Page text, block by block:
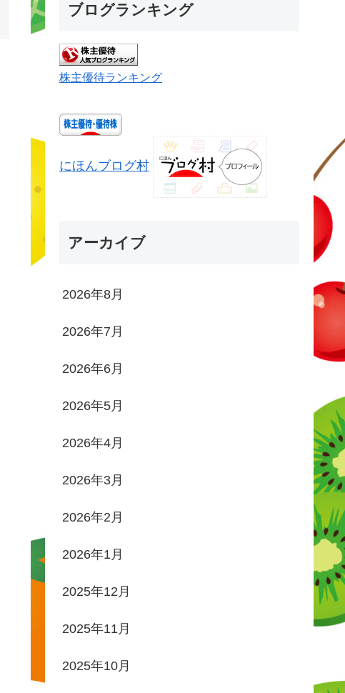
ブログランキング
株主優待ランキング
にほんブログ村
アーカイブ
2026年8月
2026年7月
2026年6月
2026年5月
2026年4月
2026年3月
2026年2月
2026年1月
2025年12月
2025年11月
2025年10月